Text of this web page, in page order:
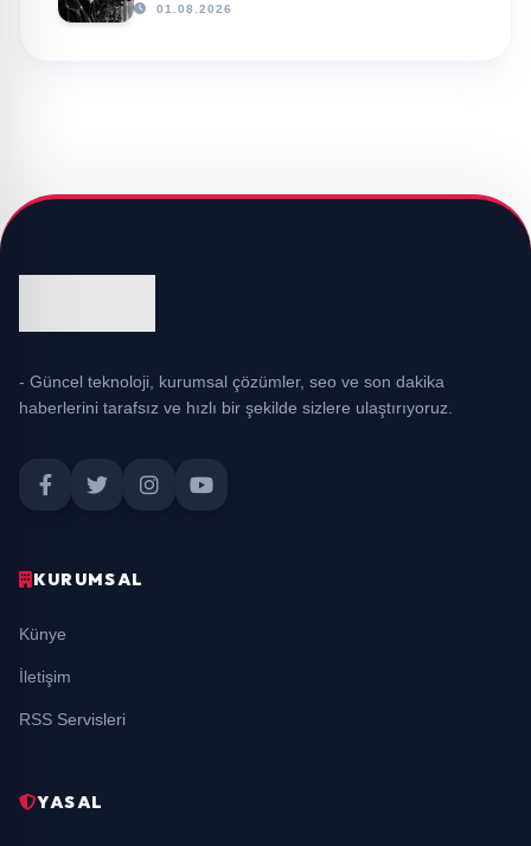
01.08.2026
- Güncel teknoloji, kurumsal çözümler, seo ve son dakika
haberlerini tarafsız ve hızlı bir şekilde sizlere ulaştırıyoruz.
KURUMSAL
Künye
İletişim
RSS Servisleri
YASAL